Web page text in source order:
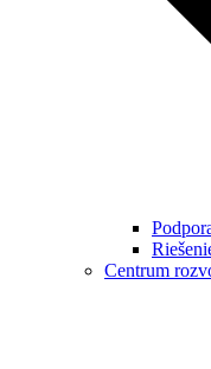
Centrum